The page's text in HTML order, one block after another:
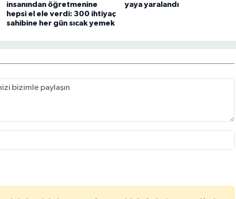
insanından öğretmenine
hepsi el ele verdi: 300 ihtiyaç
sahibine her gün sıcak yemek
yaya yaralandı